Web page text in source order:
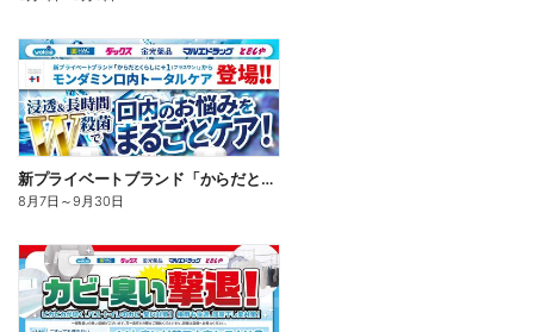
新プライベートブランド「からだとくらしに+1(プラスワン)」よりモンダミン口内トータルケア登場!
8月7日 ～9月30日